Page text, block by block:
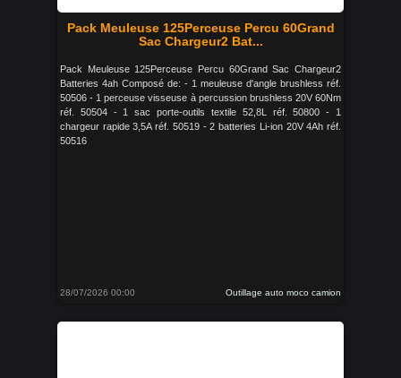
Pack Meuleuse 125Perceuse Percu 60Grand
Sac Chargeur2 Bat...
Pack Meuleuse 125Perceuse Percu 60Grand Sac Chargeur2
Batteries 4ah Composé de: - 1 meuleuse d'angle brushless réf.
50506 - 1 perceuse visseuse à percussion brushless 20V 60Nm
réf. 50504 - 1 sac porte-outils textile 52,8L réf. 50800 - 1
chargeur rapide 3,5A réf. 50519 - 2 batteries Li-ion 20V 4Ah réf.
50516
28/07/2026 00:00 Outillage auto moco camion